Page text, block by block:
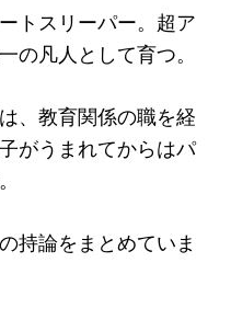
トスリーパー。超ア
の凡人として育つ。
、教育関係の職を経
がうまれてからはパ
持論をまとめていま